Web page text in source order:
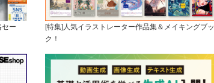
ー
[特集]人気イラストレーター作品集＆メイキングブッ
ク！